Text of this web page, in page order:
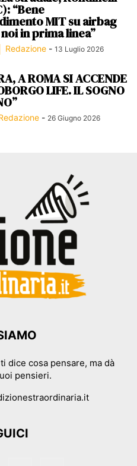
“Bene
MIT su airbag
in prima linea”
Redazione - 13 Luglio 2026
A ROMA SI ACCENDE
LIFE. IL SOGNO
- 26 Giugno 2026
dice cosa pensare, ma dà
pensieri.